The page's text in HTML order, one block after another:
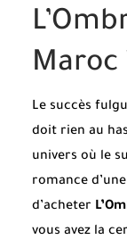
Maroc
Le succès
doit rien au
univers où le
romance
d’acheter
vous avez la